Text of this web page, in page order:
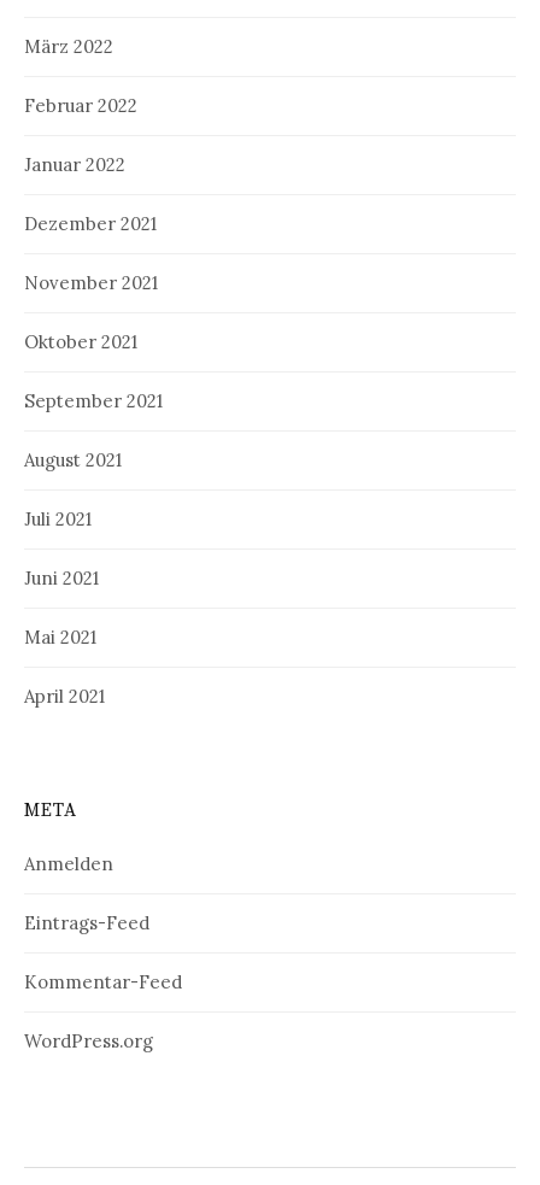
März 2022
Februar 2022
Januar 2022
Dezember 2021
November 2021
Oktober 2021
September 2021
August 2021
Juli 2021
Juni 2021
Mai 2021
April 2021
META
Anmelden
Eintrags-Feed
Kommentar-Feed
WordPress.org